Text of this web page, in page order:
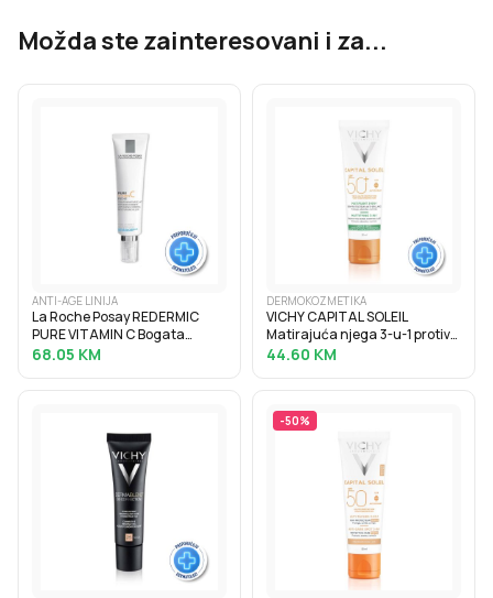
Možda ste zainteresovani i za...
ANTI-AGE LINIJA
La Roche Posay REDERMIC
PURE VITAMIN C Bogata
krema za korekciju bora i
68.05 KM
DERMOKOZMETIKA
VICHY CAPITAL SOLEIL
Matirajuća njega 3-u-1 protiv
masnog sjaja SPF50+, 50 ml
44.60 KM
-50%